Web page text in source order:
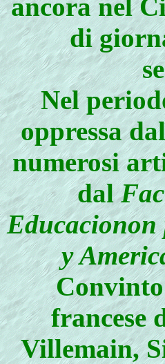
ancora nel
di
Nel
oppressa
numerosi
dal
y
francese
Villemain,